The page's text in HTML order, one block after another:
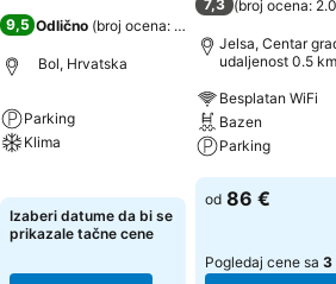
9,5 Odlično (broj ocena: 197
Bol, Hrvatska
Parking
Klima
Izaberi datume da bi se
prikazale tačne cene
7,3 (broj ocena:
Jelsa, Centar
udaljenost 0.5 km
Besplatan WiFi
Bazen
Parking
Pogledaj cene
od 86 €
Pogledaj cene sa 3